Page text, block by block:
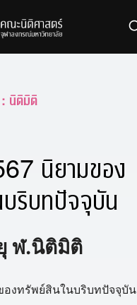
: นิติมิติ
นิยามของ
ริบทปัจจุบัน
ฬ.นิติมิติ
องทรัพย์สินในบริบทปัจจุบัน